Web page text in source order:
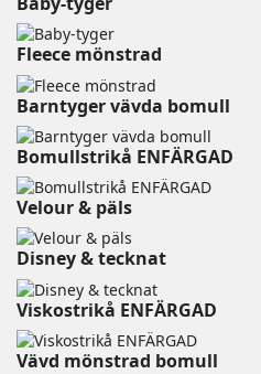
Fleece mönstrad⠀⠀⠀⠀⠀⠀⠀⠀
Barntyger vävda bomull
Bomullstrikå ENFÄRGAD
Velour & päls⠀⠀⠀⠀⠀⠀⠀⠀
Disney & tecknat⠀⠀⠀⠀⠀⠀⠀⠀
Viskostrikå ENFÄRGAD
Vävd mönstrad bomull